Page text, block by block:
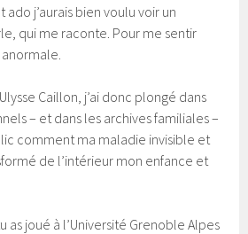
ado j’aurais bien voulu voir un
qui me raconte. Pour me sentir
Caillon, j’ai donc plongé dans
– et dans les archives familiales –
comment ma maladie invisible et
de l’intérieur mon enfance et
as joué à l’Université Grenoble Alpes